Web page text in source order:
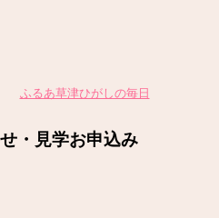
ふるあ草津ひがしの毎日
・見学お申込み